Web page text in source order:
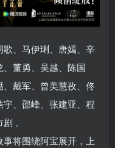
歌、 马伊琍、 唐嫣、 辛
、 董勇、 吴越、 陈国
、 戴军、 曾美慧孜、 佟
宇、 邵峰、 张建亚、 程
剧 。
将围绕阿宝展开，上